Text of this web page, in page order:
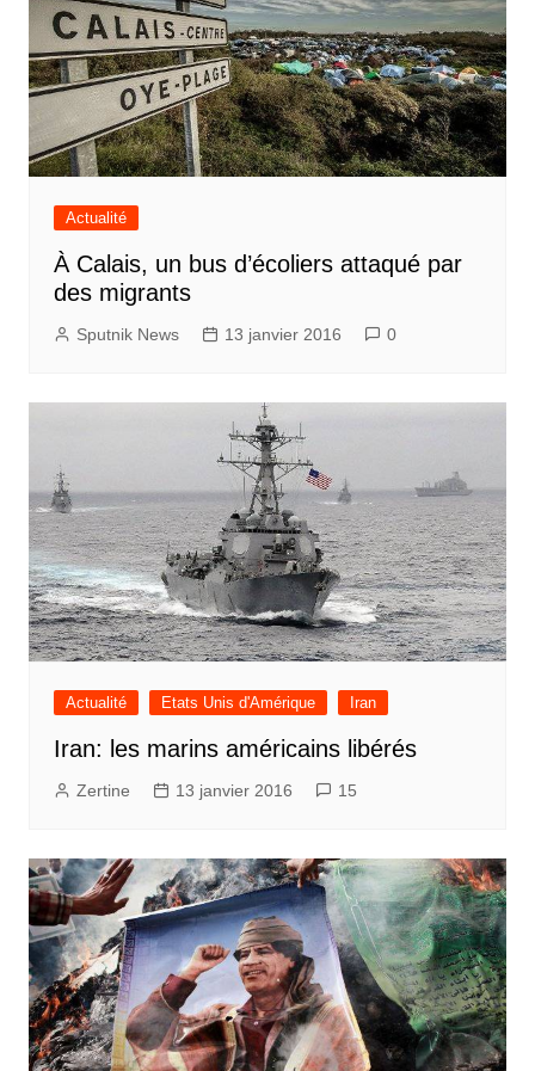
Actualité
À Calais, un bus d’écoliers attaqué par
des migrants
Sputnik News 13 janvier 2016 0
Actualité Etats Unis d'Amérique Iran
Iran: les marins américains libérés
Zertine 13 janvier 2016 15